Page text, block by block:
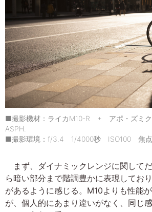
■撮影機材：ライカM10-R + アポ・ズミ
ASPH.
■撮影環境：f/3.4 1/4000秒 ISO100 焦点
まず、ダイナミックレンジに関して
ら暗い部分まで階調豊かに表現してお
があるように感じる。M10よりも性能
が、個人的にあまり違いがなく、同じ